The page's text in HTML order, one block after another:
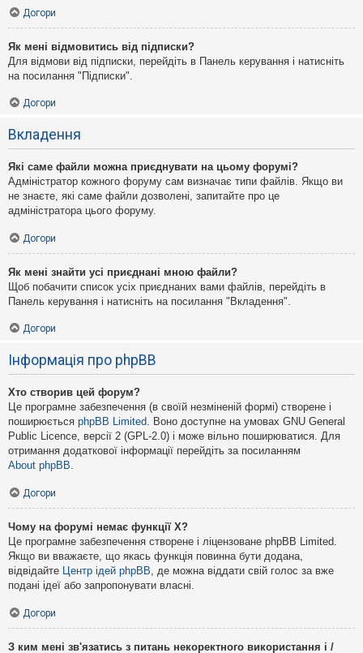
Догори
Як мені відмовитись від підписки?
Для відмови від підписки, перейдіть в Панель керування і натисніть
на посилання "Підписки".
Догори
Вкладення
Які саме файли можна приєднувати на цьому форумі?
Адміністратор кожного форуму сам визначає типи файлів. Якщо ви
не знаєте, які саме файли дозволені, запитайте про це
адміністратора цього форуму.
Догори
Як мені знайти усі приєднані мною файли?
Щоб побачити список усіх приєднаних вами файлів, перейдіть в
Панель керування і натисніть на посилання "Вкладення".
Догори
Інформація про phpBB
Хто створив цей форум?
Це програмне забезпечення (в своїй незміненій формі) створене і
поширюється phpBB Limited. Воно доступне на умовах GNU General
Public Licence, версії 2 (GPL-2.0) і може вільно поширюватися. Для
отримання додаткової інформації перейдіть за посиланням
About phpBB.
Догори
Чому на форумі немає функції X?
Це програмне забезпечення створене і ліцензоване phpBB Limited.
Якщо ви вважаєте, що якась функція повинна бути додана,
відвідайте Центр ідей phpBB, де можна віддати свій голос за вже
подані ідеї або запропонувати власні.
Догори
З ким мені зв'язатись з питань некоректного використання і /